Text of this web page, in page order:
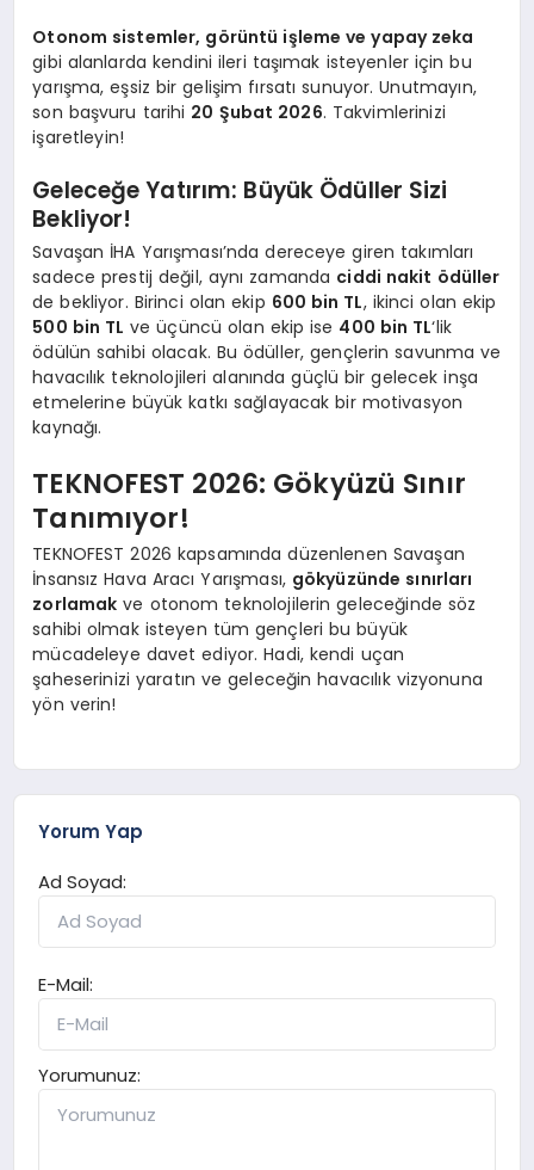
Otonom sistemler, görüntü işleme ve yapay zeka
gibi alanlarda kendini ileri taşımak isteyenler için bu
yarışma, eşsiz bir gelişim fırsatı sunuyor. Unutmayın,
son başvuru tarihi 20 Şubat 2026. Takvimlerinizi
işaretleyin!
Geleceğe Yatırım: Büyük Ödüller Sizi
Bekliyor!
Savaşan İHA Yarışması’nda dereceye giren takımları
sadece prestij değil, aynı zamanda ciddi nakit ödüller
de bekliyor. Birinci olan ekip 600 bin TL, ikinci olan ekip
500 bin TL ve üçüncü olan ekip ise 400 bin TL‘lik
ödülün sahibi olacak. Bu ödüller, gençlerin savunma ve
havacılık teknolojileri alanında güçlü bir gelecek inşa
etmelerine büyük katkı sağlayacak bir motivasyon
kaynağı.
TEKNOFEST 2026: Gökyüzü Sınır
Tanımıyor!
TEKNOFEST 2026 kapsamında düzenlenen Savaşan
İnsansız Hava Aracı Yarışması, gökyüzünde sınırları
zorlamak ve otonom teknolojilerin geleceğinde söz
sahibi olmak isteyen tüm gençleri bu büyük
mücadeleye davet ediyor. Hadi, kendi uçan
şaheserinizi yaratın ve geleceğin havacılık vizyonuna
yön verin!
Yorum Yap
Ad Soyad:
E-Mail:
Yorumunuz: